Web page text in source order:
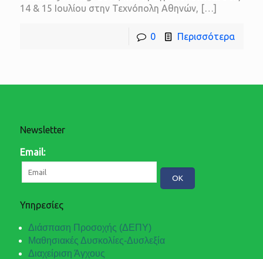
14 & 15 Ιουλίου στην Τεχνόπολη Αθηνών, […]
0 Περισσότερα
Newsletter
Email:
Υπηρεσίες
Διάσπαση Προσοχής (ΔΕΠΥ)
Μαθησιακές Δυσκολίες-Δυσλεξία
Διαχείριση Άγχους